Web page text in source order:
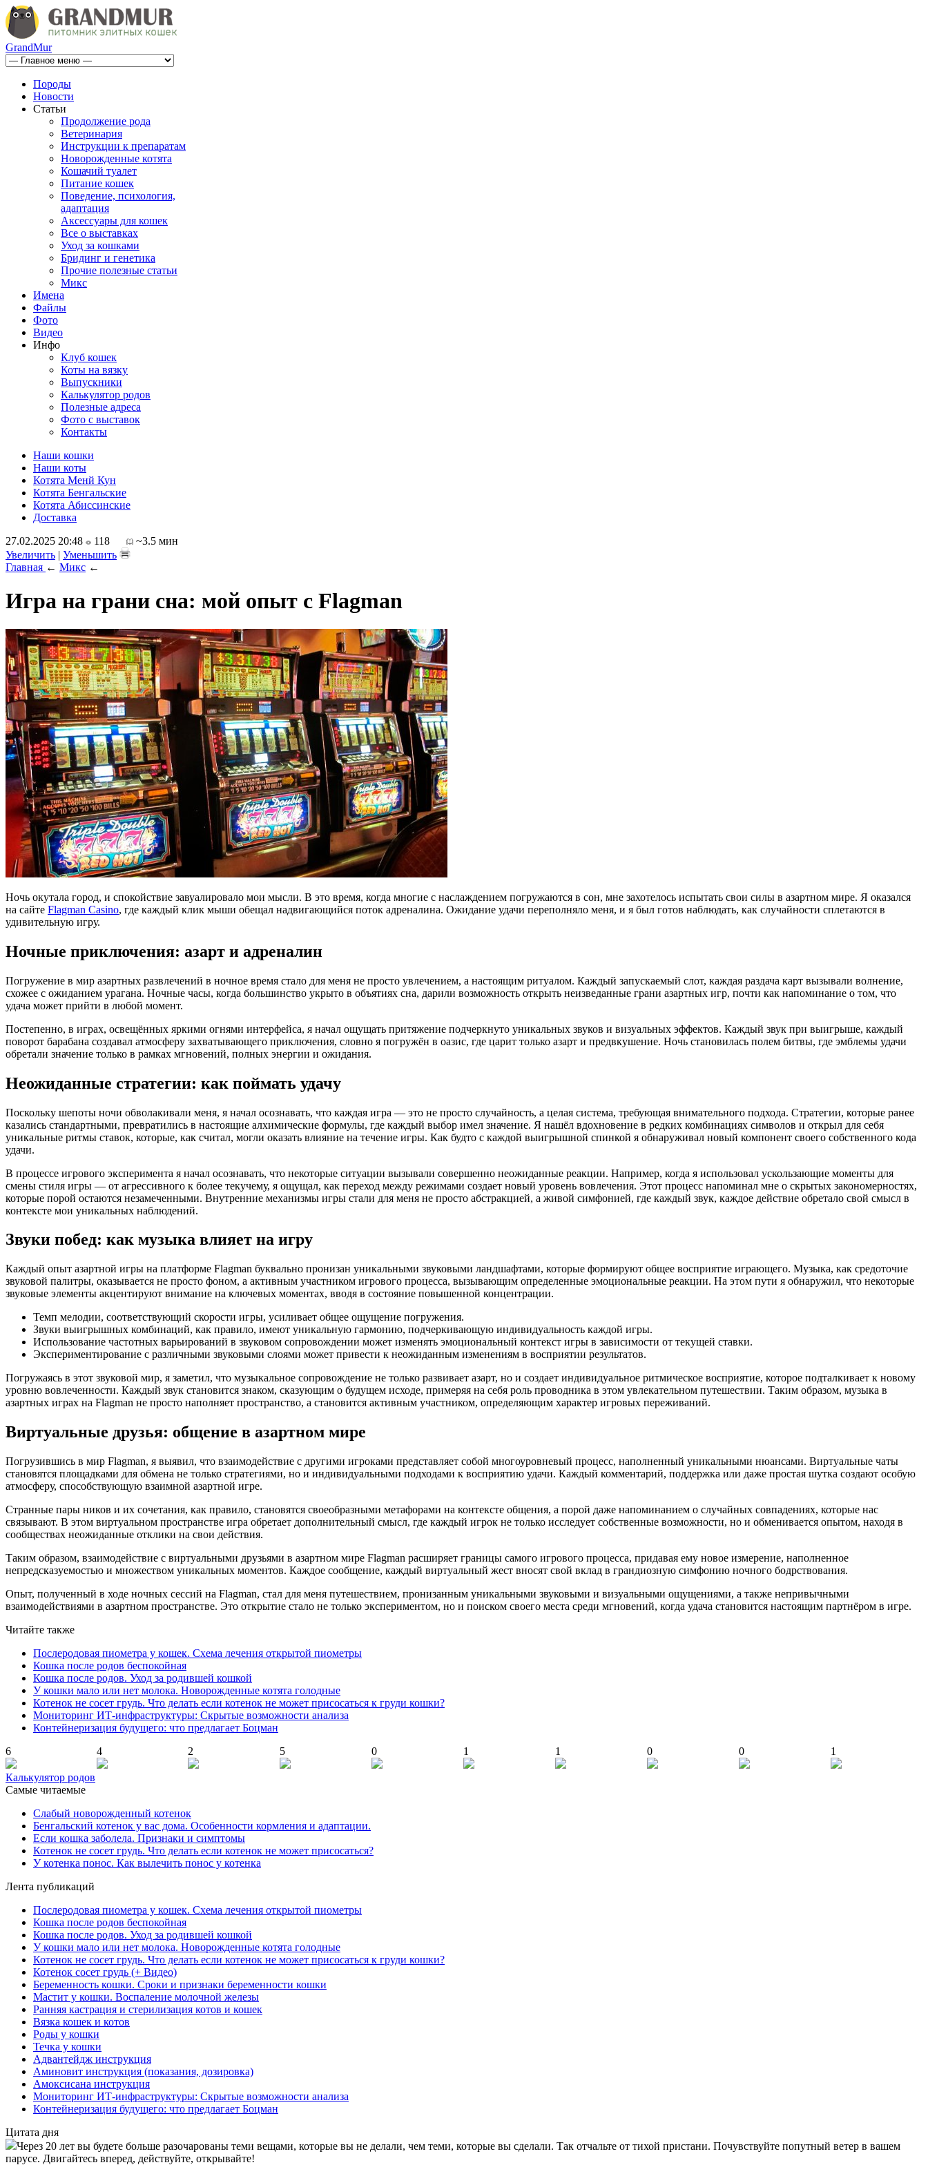
GrandMur
Породы
Новости
Статьи
Продолжение рода
Ветеринария
Инструкции к препаратам
Новорожденные котята
Кошачий туалет
Питание кошек
Поведение, психология,
адаптация
Аксессуары для кошек
Все о выставках
Уход за кошками
Бридинг и генетика
Прочие полезные статьи
Микс
Имена
Файлы
Фото
Видео
Инфо
Клуб кошек
Коты на вязку
Выпускники
Калькулятор родов
Полезные адреса
Фото с выставок
Контакты
Наши кошки
Наши коты
Котята Менй Кун
Котята Бенгальские
Котята Абиссинские
Доставка
27.02.2025 20:48
118
~3.5 мин
Увеличить | Уменьшить
Главная ← Микс ←
Игра на грани сна: мой опыт с Flagman
Ночь окутала город, и спокойствие завуалировало мои мысли. В это время, когда многие с наслаждением погружаются в сон, мне захотелось испытать свои силы в азартном мире. Я оказался
на сайте Flagman Сasino, где каждый клик мыши обещал надвигающийся поток адреналина. Ожидание удачи переполняло меня, и я был готов наблюдать, как случайности сплетаются в
удивительную игру.
Ночные приключения: азарт и адреналин
Погружение в мир азартных развлечений в ночное время стало для меня не просто увлечением, а настоящим ритуалом. Каждый запускаемый слот, каждая раздача карт вызывали волнение,
схожее с ожиданием урагана. Ночные часы, когда большинство укрыто в объятиях сна, дарили возможность открыть неизведанные грани азартных игр, почти как напоминание о том, что
удача может прийти в любой момент.
Постепенно, в играх, освещённых яркими огнями интерфейса, я начал ощущать притяжение подчеркнуто уникальных звуков и визуальных эффектов. Каждый звук при выигрыше, каждый
поворот барабана создавал атмосферу захватывающего приключения, словно я погружён в оазис, где царит только азарт и предвкушение. Ночь становилась полем битвы, где эмблемы удачи
обретали значение только в рамках мгновений, полных энергии и ожидания.
Неожиданные стратегии: как поймать удачу
Поскольку шепоты ночи обволакивали меня, я начал осознавать, что каждая игра — это не просто случайность, а целая система, требующая внимательного подхода. Стратегии, которые ранее
казались стандартными, превратились в настоящие алхимические формулы, где каждый выбор имел значение. Я нашёл вдохновение в редких комбинациях символов и открыл для себя
уникальные ритмы ставок, которые, как считал, могли оказать влияние на течение игры. Как будто с каждой выигрышной спинкой я обнаруживал новый компонент своего собственного кода
удачи.
В процессе игрового эксперимента я начал осознавать, что некоторые ситуации вызывали совершенно неожиданные реакции. Например, когда я использовал ускользающие моменты для
смены стиля игры — от агрессивного к более текучему, я ощущал, как переход между режимами создает новый уровень вовлечения. Этот процесс напоминал мне о скрытых закономерностях,
которые порой остаются незамеченными. Внутренние механизмы игры стали для меня не просто абстракцией, а живой симфонией, где каждый звук, каждое действие обретало свой смысл в
контексте мои уникальных наблюдений.
Звуки побед: как музыка влияет на игру
Каждый опыт азартной игры на платформе Flagman буквально пронизан уникальными звуковыми ландшафтами, которые формируют общее восприятие играющего. Музыка, как средоточие
звуковой палитры, оказывается не просто фоном, а активным участником игрового процесса, вызывающим определенные эмоциональные реакции. На этом пути я обнаружил, что некоторые
звуковые элементы акцентируют внимание на ключевых моментах, вводя в состояние повышенной концентрации.
Темп мелодии, соответствующий скорости игры, усиливает общее ощущение погружения.
Звуки выигрышных комбинаций, как правило, имеют уникальную гармонию, подчеркивающую индивидуальность каждой игры.
Использование частотных варьирований в звуковом сопровождении может изменять эмоциональный контекст игры в зависимости от текущей ставки.
Экспериментирование с различными звуковыми слоями может привести к неожиданным изменениям в восприятии результатов.
Погружаясь в этот звуковой мир, я заметил, что музыкальное сопровождение не только развивает азарт, но и создает индивидуальное ритмическое восприятие, которое подталкивает к новому
уровню вовлеченности. Каждый звук становится знаком, сказующим о будущем исходе, примеряя на себя роль проводника в этом увлекательном путешествии. Таким образом, музыка в
азартных играх на Flagman не просто наполняет пространство, а становится активным участником, определяющим характер игровых переживаний.
Виртуальные друзья: общение в азартном мире
Погрузившись в мир Flagman, я выявил, что взаимодействие с другими игроками представляет собой многоуровневый процесс, наполненный уникальными нюансами. Виртуальные чаты
становятся площадками для обмена не только стратегиями, но и индивидуальными подходами к восприятию удачи. Каждый комментарий, поддержка или даже простая шутка создают особую
атмосферу, способствующую взаимной азартной игре.
Странные пары ников и их сочетания, как правило, становятся своеобразными метафорами на контексте общения, а порой даже напоминанием о случайных совпадениях, которые нас
связывают. В этом виртуальном пространстве игра обретает дополнительный смысл, где каждый игрок не только исследует собственные возможности, но и обменивается опытом, находя в
сообществах неожиданные отклики на свои действия.
Таким образом, взаимодействие с виртуальными друзьями в азартном мире Flagman расширяет границы самого игрового процесса, придавая ему новое измерение, наполненное
непредсказуемостью и множеством уникальных моментов. Каждое сообщение, каждый виртуальный жест вносят свой вклад в грандиозную симфонию ночного бодрствования.
Опыт, полученный в ходе ночных сессий на Flagman, стал для меня путешествием, пронизанным уникальными звуковыми и визуальными ощущениями, а также непривычными
взаимодействиями в азартном пространстве. Это открытие стало не только экспериментом, но и поиском своего места среди мгновений, когда удача становится настоящим партнёром в игре.
Читайте также
Послеродовая пиометра у кошек. Схема лечения открытой пиометры
Кошка после родов беспокойная
Кошка после родов. Уход за родившей кошкой
У кошки мало или нет молока. Новорожденные котята голодные
Котенок не сосет грудь. Что делать если котенок не может присосаться к груди кошки?
Мониторинг ИТ-инфраструктуры: Скрытые возможности анализа
Контейнеризация будущего: что предлагает Боцман
6
4 2 5 0 1 1 0 0 1
Калькулятор родов
Самые читаемые
Слабый новорожденный котенок
Бенгальский котенок у вас дома. Особенности кормления и адаптации.
Если кошка заболела. Признаки и симптомы
Котенок не сосет грудь. Что делать если котенок не может присосаться?
У котенка понос. Как вылечить понос у котенка
Лента публикаций
Послеродовая пиометра у кошек. Схема лечения открытой пиометры
Кошка после родов беспокойная
Кошка после родов. Уход за родившей кошкой
У кошки мало или нет молока. Новорожденные котята голодные
Котенок не сосет грудь. Что делать если котенок не может присосаться к груди кошки?
Котенок сосет грудь (+ Видео)
Беременность кошки. Сроки и признаки беременности кошки
Мастит у кошки. Воспаление молочной железы
Ранняя кастрация и стерилизация котов и кошек
Вязка кошек и котов
Роды у кошки
Течка у кошки
Адвантейдж инструкция
Аминовит инструкция (показания, дозировка)
Амоксисана инструкция
Мониторинг ИТ-инфраструктуры: Скрытые возможности анализа
Контейнеризация будущего: что предлагает Боцман
Цитата дня
Через 20 лет вы будете больше разочарованы теми вещами, которые вы не делали, чем теми, которые вы сделали. Так отчальте от тихой пристани. Почувствуйте попутный ветер в вашем
парусе. Двигайтесь вперед, действуйте, открывайте!